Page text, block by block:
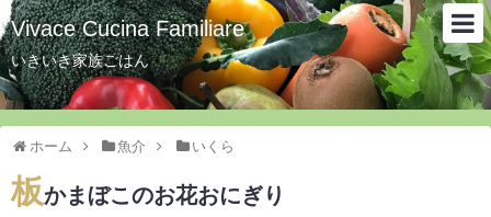
Vivace Cucina Familiare
いきいき家族ごはん
ホーム 魚介 いくら
板かまぼこのお花おにぎり